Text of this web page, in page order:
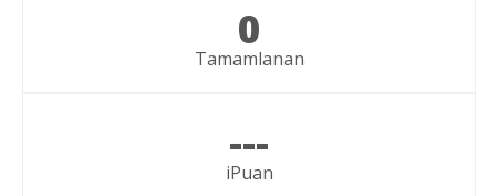
0
Tamamlanan
---
iPuan